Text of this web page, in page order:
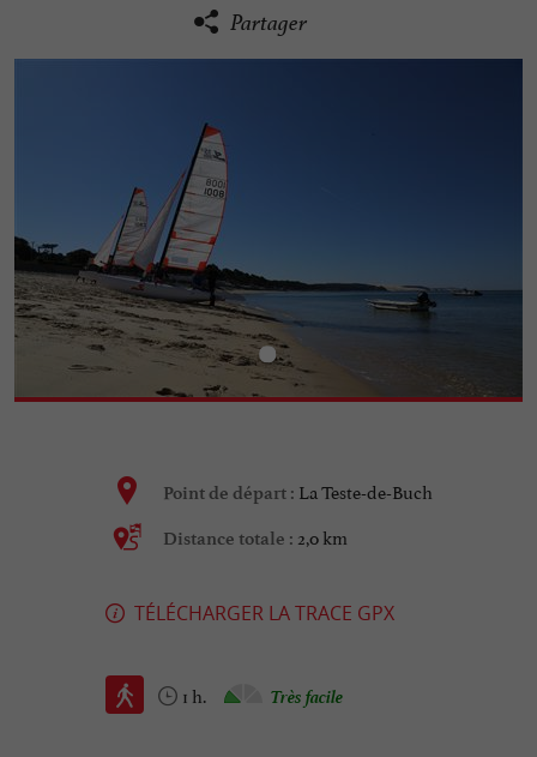
Partager
Point de départ : La Teste-de-Buch
Distance totale : 2,0 km
TÉLÉCHARGER LA TRACE GPX
1 h. Très facile